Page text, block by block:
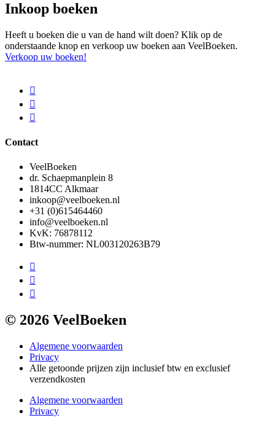
Inkoop boeken
Heeft u boeken die u van de hand wilt doen? Klik op de
onderstaande knop en verkoop uw boeken aan VeelBoeken.
Verkoop uw boeken!
Contact
VeelBoeken
dr. Schaepmanplein 8
1814CC Alkmaar
inkoop@veelboeken.nl
+31 (0)615464460
info@veelboeken.nl
KvK: 76878112
Btw-nummer: NL003120263B79
© 2026 VeelBoeken
Algemene voorwaarden
Privacy
Alle getoonde prijzen zijn inclusief btw en exclusief
verzendkosten
Algemene voorwaarden
Privacy